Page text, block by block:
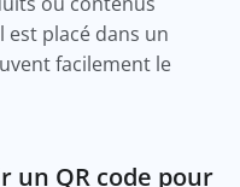
placé dans un
facilement le
un QR code pour